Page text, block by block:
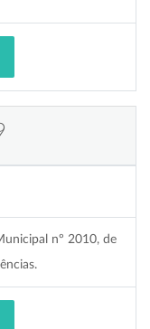
nº 2010, de